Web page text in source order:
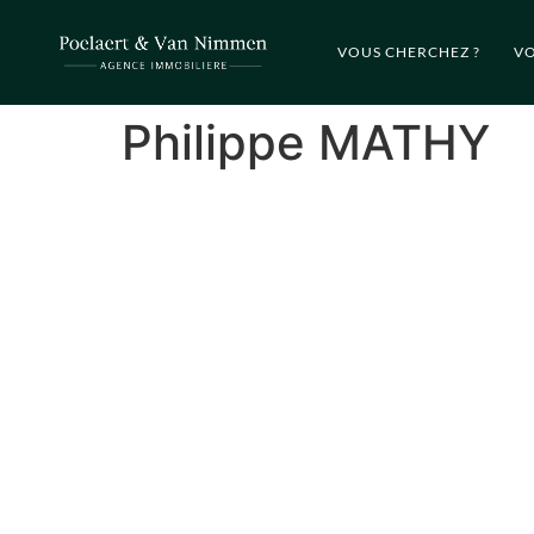
VOUS CHERCHEZ ?
Philippe MATHY